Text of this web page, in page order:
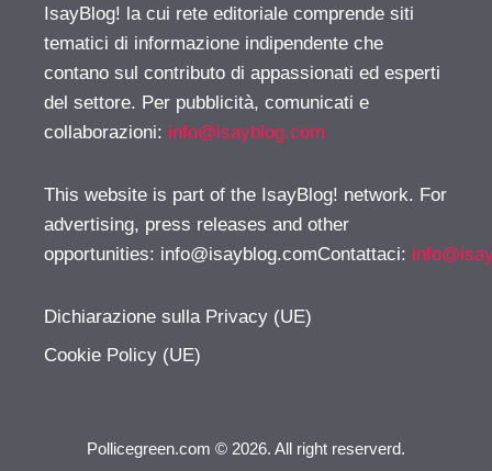
IsayBlog! la cui rete editoriale comprende siti
tematici di informazione indipendente che
contano sul contributo di appassionati ed esperti
del settore. Per pubblicità, comunicati e
collaborazioni: info@isayblog.com
This website is part of the IsayBlog! network. For
advertising, press releases and other
opportunities: info@isayblog.comContattaci:
Dichiarazione sulla Privacy (UE)
Cookie Policy (UE)
Pollicegreen.com © 2026. All right reserverd.